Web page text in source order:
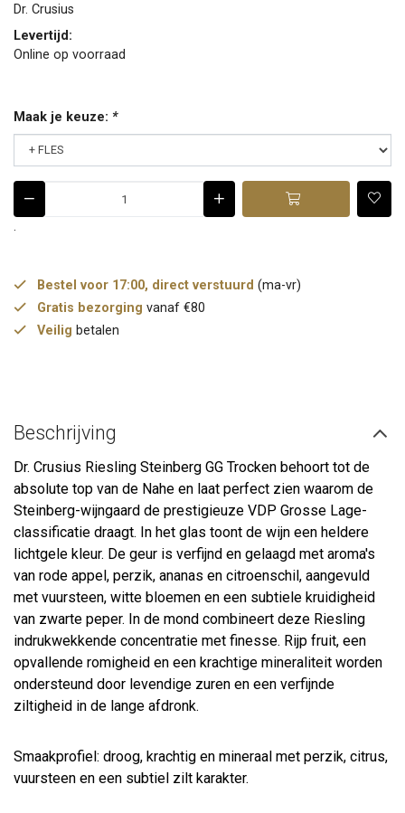
Dr. Crusius
Levertijd:
Online op voorraad
Maak je keuze: *
.
Bestel voor 17:00, direct verstuurd (ma-vr)
Gratis bezorging vanaf €80
Veilig betalen
Beschrijving
Dr. Crusius Riesling Steinberg GG Trocken behoort tot de
absolute top van de Nahe en laat perfect zien waarom de
Steinberg-wijngaard de prestigieuze VDP Grosse Lage-
classificatie draagt. In het glas toont de wijn een heldere
lichtgele kleur. De geur is verfijnd en gelaagd met aroma's
van rode appel, perzik, ananas en citroenschil, aangevuld
met vuursteen, witte bloemen en een subtiele kruidigheid
van zwarte peper. In de mond combineert deze Riesling
indrukwekkende concentratie met finesse. Rijp fruit, een
opvallende romigheid en een krachtige mineraliteit worden
ondersteund door levendige zuren en een verfijnde
ziltigheid in de lange afdronk.
Smaakprofiel: droog, krachtig en mineraal met perzik, citrus,
vuursteen en een subtiel zilt karakter.